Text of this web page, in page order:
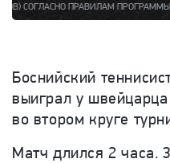
ПРАВИЛАМ ПРОГРАММЫ
Боснийский
выиграл у
во втором круге
Матч длился 2 часа.